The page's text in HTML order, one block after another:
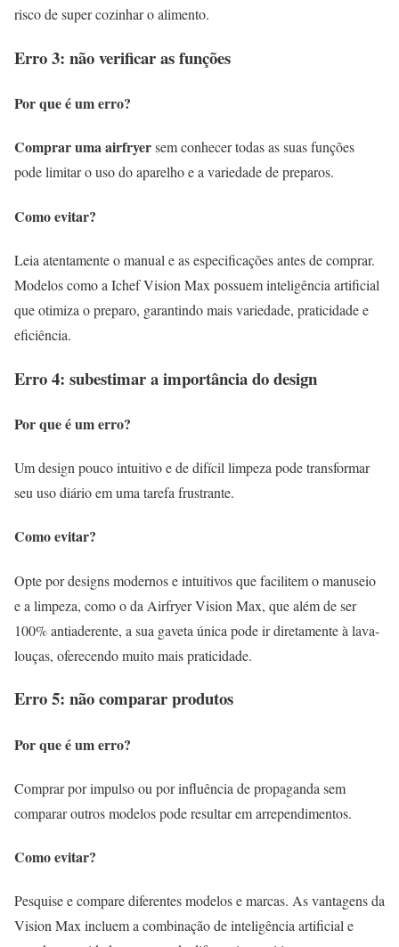
risco de super cozinhar o alimento.
Erro 3: não verificar as funções
Por que é um erro?
Comprar umaairfryersem conhecer todas as suas funções
pode limitar o uso do aparelho e a variedade de preparos.
Como evitar?
Leia atentamente o manual e as especificações antes de comprar.
Modelos como a Ichef Vision Max possuem inteligência artificial
que otimiza o preparo, garantindo mais variedade, praticidade e
eficiência.
Erro 4: subestimar a importância do design
Por que é um erro?
Um design pouco intuitivo e de difícil limpeza pode transformar
seu uso diário em uma tarefa frustrante.
Como evitar?
Opte por designs modernos e intuitivos que facilitem o manuseio
e a limpeza, como o da Airfryer Vision Max, que além de ser
100% antiaderente, a sua gaveta única pode ir diretamente à lava-
louças, oferecendo muito mais praticidade.
Erro 5: não comparar produtos
Por que é um erro?
Comprar por impulso ou por influência de propaganda sem
comparar outros modelos pode resultar em arrependimentos.
Como evitar?
Pesquise e compare diferentes modelos e marcas. As vantagens da
Vision Max incluem a combinação de inteligência artificial e